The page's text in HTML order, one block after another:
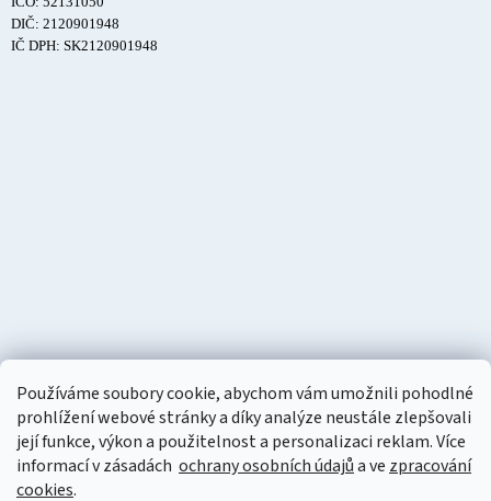
Používáme soubory cookie, abychom vám umožnili pohodlné
prohlížení webové stránky a díky analýze neustále zlepšovali
její funkce, výkon a použitelnost a personalizaci reklam. Více
informací v zásadách ochrany osobních údajůa ve zpracování
cookies.
DIČ: 2120901948
IČ DPH: SK2120901948